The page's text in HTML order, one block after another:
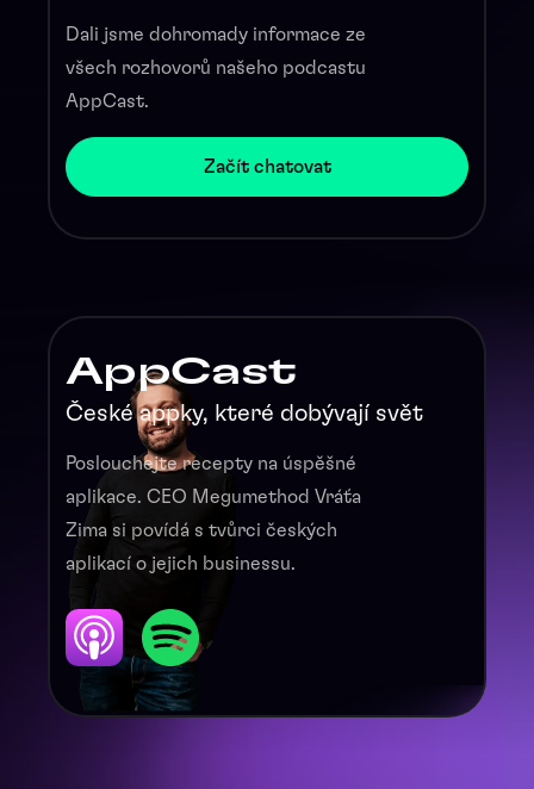
Dali jsme dohromady informace ze
všech rozhovorů našeho podcastu
AppCast.
Začít chatovat
AppCast
České appky, které dobývají svět
Poslouchejte recepty na úspěšné
aplikace. CEO Megumethod Vráťa
Zima si povídá s tvůrci českých
aplikací o jejich businessu.